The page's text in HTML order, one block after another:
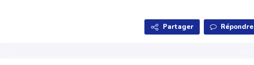
Partager Répondre